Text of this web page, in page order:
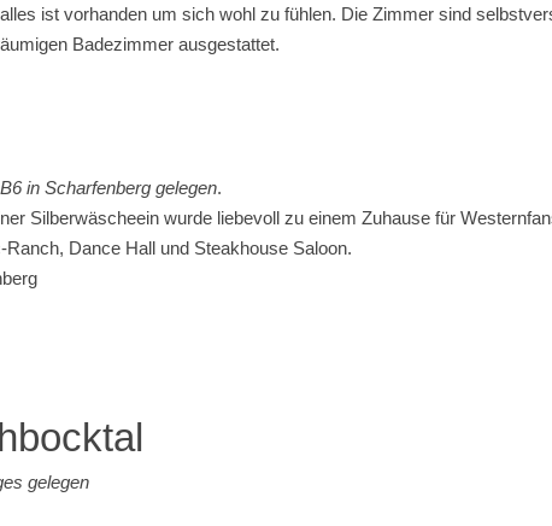
ist vorhanden um sich wohl zu fühlen. Die Zimmer sind
Badezimmer ausgestattet.
in Scharfenberg gelegen.
Silberwäscheein wurde liebevoll zu einem Zuhause für
Dance Hall und Steakhouse Saloon.
gelegen